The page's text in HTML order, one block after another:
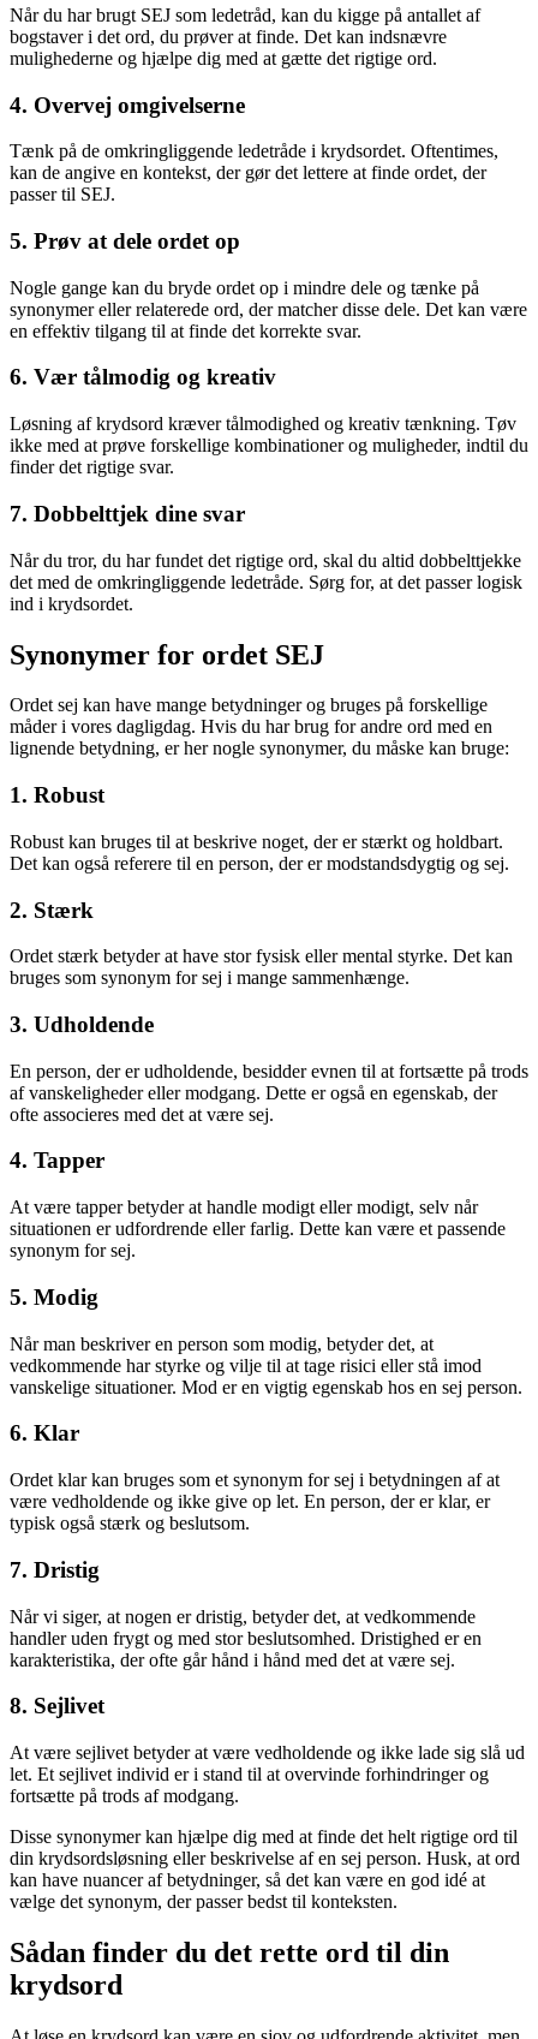
Når du har brugt SEJ som ledetråd, kan du kigge på antallet af
bogstaver i det ord, du prøver at finde. Det kan indsnævre
mulighederne og hjælpe dig med at gætte det rigtige ord.
4. Overvej omgivelserne
Tænk på de omkringliggende ledetråde i krydsordet. Oftentimes,
kan de angive en kontekst, der gør det lettere at finde ordet, der
passer til SEJ.
5. Prøv at dele ordet op
Nogle gange kan du bryde ordet op i mindre dele og tænke på
synonymer eller relaterede ord, der matcher disse dele. Det kan være
en effektiv tilgang til at finde det korrekte svar.
6. Vær tålmodig og kreativ
Løsning af krydsord kræver tålmodighed og kreativ tænkning. Tøv
ikke med at prøve forskellige kombinationer og muligheder, indtil du
finder det rigtige svar.
7. Dobbelttjek dine svar
Når du tror, du har fundet det rigtige ord, skal du altid dobbelttjekke
det med de omkringliggende ledetråde. Sørg for, at det passer logisk
ind i krydsordet.
Synonymer for ordet SEJ
Ordet sej kan have mange betydninger og bruges på forskellige
måder i vores dagligdag. Hvis du har brug for andre ord med en
lignende betydning, er her nogle synonymer, du måske kan bruge:
1. Robust
Robust kan bruges til at beskrive noget, der er stærkt og holdbart.
Det kan også referere til en person, der er modstandsdygtig og sej.
2. Stærk
Ordet stærk betyder at have stor fysisk eller mental styrke. Det kan
bruges som synonym for sej i mange sammenhænge.
3. Udholdende
En person, der er udholdende, besidder evnen til at fortsætte på trods
af vanskeligheder eller modgang. Dette er også en egenskab, der
ofte associeres med det at være sej.
4. Tapper
At være tapper betyder at handle modigt eller modigt, selv når
situationen er udfordrende eller farlig. Dette kan være et passende
synonym for sej.
5. Modig
Når man beskriver en person som modig, betyder det, at
vedkommende har styrke og vilje til at tage risici eller stå imod
vanskelige situationer. Mod er en vigtig egenskab hos en sej person.
6. Klar
Ordet klar kan bruges som et synonym for sej i betydningen af at
være vedholdende og ikke give op let. En person, der er klar, er
typisk også stærk og beslutsom.
7. Dristig
Når vi siger, at nogen er dristig, betyder det, at vedkommende
handler uden frygt og med stor beslutsomhed. Dristighed er en
karakteristika, der ofte går hånd i hånd med det at være sej.
8. Sejlivet
At være sejlivet betyder at være vedholdende og ikke lade sig slå ud
let. Et sejlivet individ er i stand til at overvinde forhindringer og
fortsætte på trods af modgang.
Disse synonymer kan hjælpe dig med at finde det helt rigtige ord til
din krydsordsløsning eller beskrivelse af en sej person. Husk, at ord
kan have nuancer af betydninger, så det kan være en god idé at
vælge det synonym, der passer bedst til konteksten.
Sådan finder du det rette ord til din
krydsord